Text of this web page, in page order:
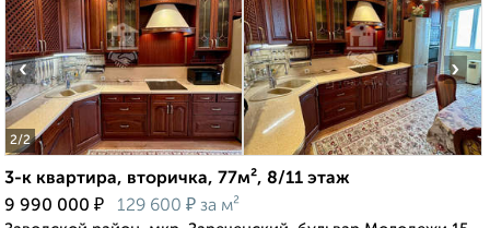
2/2
‹ ›
3-к квартира, вторичка, 77м², 8/11 этаж
9 990 000 ₽ 129 600 ₽ за м²